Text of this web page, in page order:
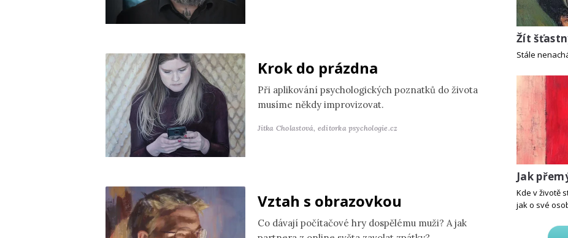
Krok do prázdna
Při aplikování psychologických poznatků do života
musíme někdy improvizovat.
Jitka Cholastová, editorka psychologie.cz
Vztah s obrazovkou
Co dávají počítačové hry dospělému muži? A jak
Žít
Stále
Jak
Kde v životě
jak o své